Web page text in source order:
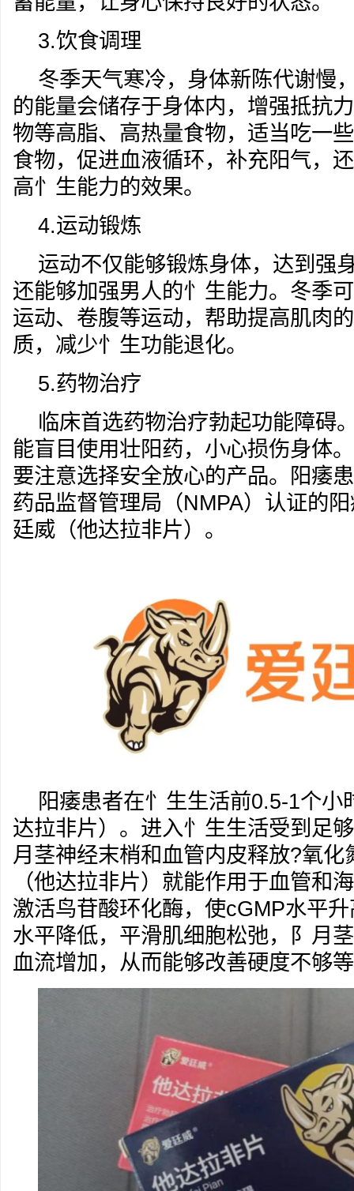
3.饮食调理
冬季天气寒冷，身体新陈代谢慢
的能量会储存于身体内，增强抵抗
物等高脂、高热量食物，适当吃一
食物，促进血液循环，补充阳气，
高忄生能力的效果。
4.运动锻炼
运动不仅能够锻炼身体，达到强
还能够加强男人的忄生能力。冬季
运动、卷腹等运动，帮助提高肌肉
质，减少忄生功能退化。
5.药物治疗
临床首选药物治疗勃起功能障碍
能盲目使用壮阳药，小心损伤身体
要注意选择安全放心的产品。阳痿
药品监督管理局（NMPA）认证的
廷威（他达拉非片）。
阳痿患者在忄生生活前0.5-1个小
达拉非片）。进入忄生生活受到足
月茎神经末梢和血管内皮释放?氧化
（他达拉非片）就能作用于血管和
激活鸟苷酸环化酶，使cGMP水平
水平降低，平滑肌细胞松弛，阝月
血流增加，从而能够改善硬度不够